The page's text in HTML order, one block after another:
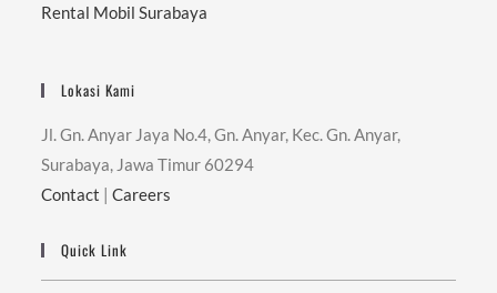
Rental Mobil Surabaya
Lokasi Kami
Jl. Gn. Anyar Jaya No.4, Gn. Anyar, Kec. Gn. Anyar,
Surabaya, Jawa Timur 60294
Contact |Careers
Quick Link